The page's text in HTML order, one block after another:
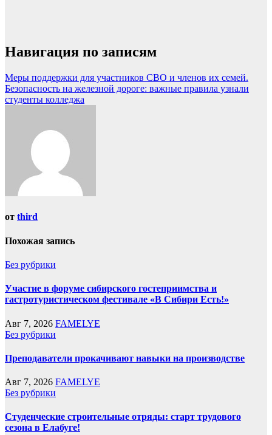
Навигация по записям
Меры поддержки для участников СВО и членов их семей.
Безопасность на железной дороге: важные правила узнали
студенты колледжа
от third
Похожая запись
Без рубрики
Участие в форуме сибирского гостеприимства и
гастротуристическом фестивале «В Сибири Есть!»
Авг 7, 2026 FAMELYE
Без рубрики
Преподаватели прокачивают навыки на производстве
Авг 7, 2026 FAMELYE
Без рубрики
Студенческие строительные отряды: старт трудового
сезона в Елабуге!